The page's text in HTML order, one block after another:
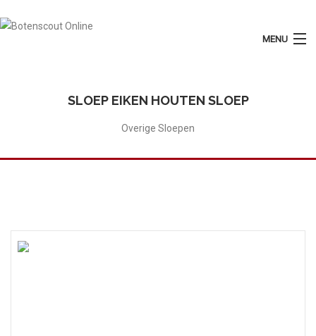
MENU
Plaats Advertentie
Contact
SLOEP EIKEN HOUTEN SLOEP
Overige Sloepen